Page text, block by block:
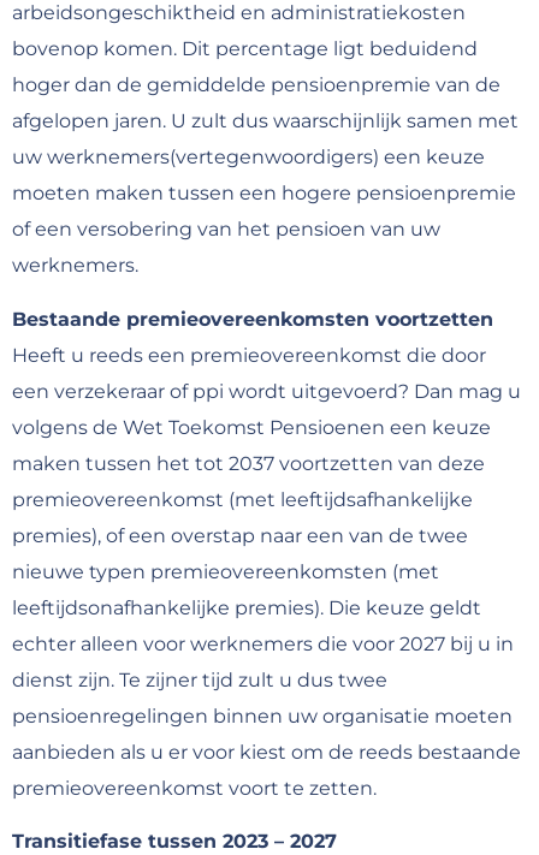
arbeidsongeschiktheid en administratiekosten
bovenop komen. Dit percentage ligt beduidend
hoger dan de gemiddelde pensioenpremie van de
afgelopen jaren. U zult dus waarschijnlijk samen met
uw werknemers(vertegenwoordigers) een keuze
moeten maken tussen een hogere pensioenpremie
of een versobering van het pensioen van uw
werknemers.
Bestaande premieovereenkomsten voortzetten
Heeft u reeds een premieovereenkomst die door
een verzekeraar of ppi wordt uitgevoerd? Dan mag u
volgens de Wet Toekomst Pensioenen een keuze
maken tussen het tot 2037 voortzetten van deze
premieovereenkomst (met leeftijdsafhankelijke
premies), of een overstap naar een van de twee
nieuwe typen premieovereenkomsten (met
leeftijdsonafhankelijke premies). Die keuze geldt
echter alleen voor werknemers die voor 2027 bij u in
dienst zijn. Te zijner tijd zult u dus twee
pensioenregelingen binnen uw organisatie moeten
aanbieden als u er voor kiest om de reeds bestaande
premieovereenkomst voort te zetten.
Transitiefase tussen 2023 – 2027